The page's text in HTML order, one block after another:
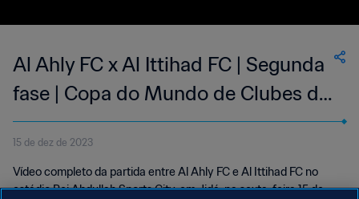
Al Ahly FC x Al Ittihad FC | Segunda
fase | Copa do Mundo de Clubes da
FIFA Arábia Saudita 2023™ | Jogo
completo
15 de dez de 2023
Vídeo completo da partida entre Al Ahly FC e Al Ittihad FC no
estádio Rei Abdullah Sports City, em Jidá, na sexta-feira 15 de